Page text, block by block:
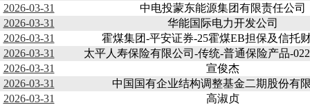
2026-03-31
中电投蒙东能源集团有限责任公司
2026-03-31
华能国际电力开发公司
2026-03-31
霍煤集团-平安证券-25霍煤EB担保及信托
2026-03-31
太平人寿保险有限公司-传统-普通保险产品-
2026-03-31
宣俊杰
2026-03-31
中国国有企业结构调整基金二期股份有
2026-03-31
高淑贞